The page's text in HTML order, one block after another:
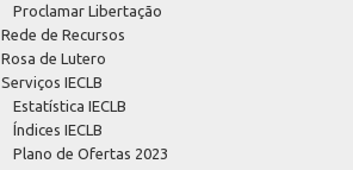
Proclamar Libertação
Rede de Recursos
Rosa de Lutero
Serviços IECLB
Estatística IECLB
Índices IECLB
Plano de Ofertas 2023